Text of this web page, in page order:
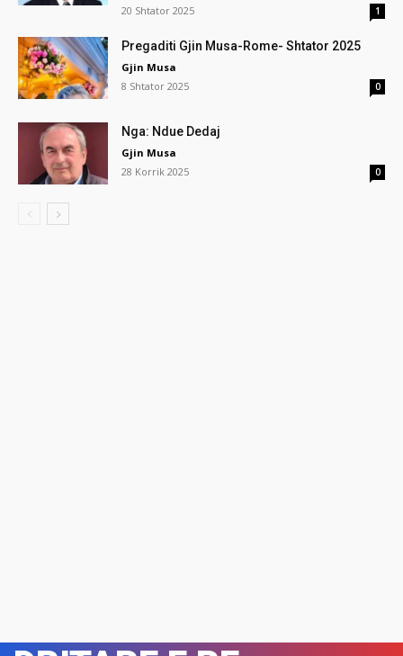
20 Shtator 2025
1
Pregaditi Gjin Musa-Rome- Shtator 2025
Gjin Musa
8 Shtator 2025
0
Nga: Ndue Dedaj
Gjin Musa
28 Korrik 2025
0